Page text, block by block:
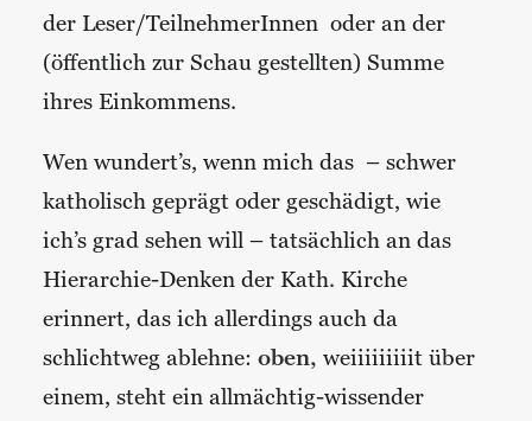
der Leser/TeilnehmerInnen oder an der
(öffentlich zur Schau gestellten) Summe
ihres Einkommens.
Wen wundert’s, wenn mich das – schwer
katholisch geprägt oder geschädigt, wie
ich’s grad sehen will – tatsächlich an das
Hierarchie-Denken der Kath. Kirche
erinnert, das ich allerdings auch da
schlichtweg ablehne: oben, weiiiiiiiiit über
einem, steht ein allmächtig-wissender